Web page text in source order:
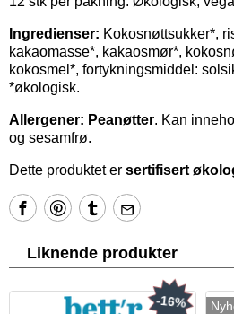
Ingredienser: Kokosnøttsukker*,
kakaomasse*, kakaosmør*,
kokosmel*, fortykningsmiddel:
*økologisk.
Allergener: Peanøtter. Kan
og sesamfrø.
Dette produktet er sertifisert
Liknende produkter
-16%